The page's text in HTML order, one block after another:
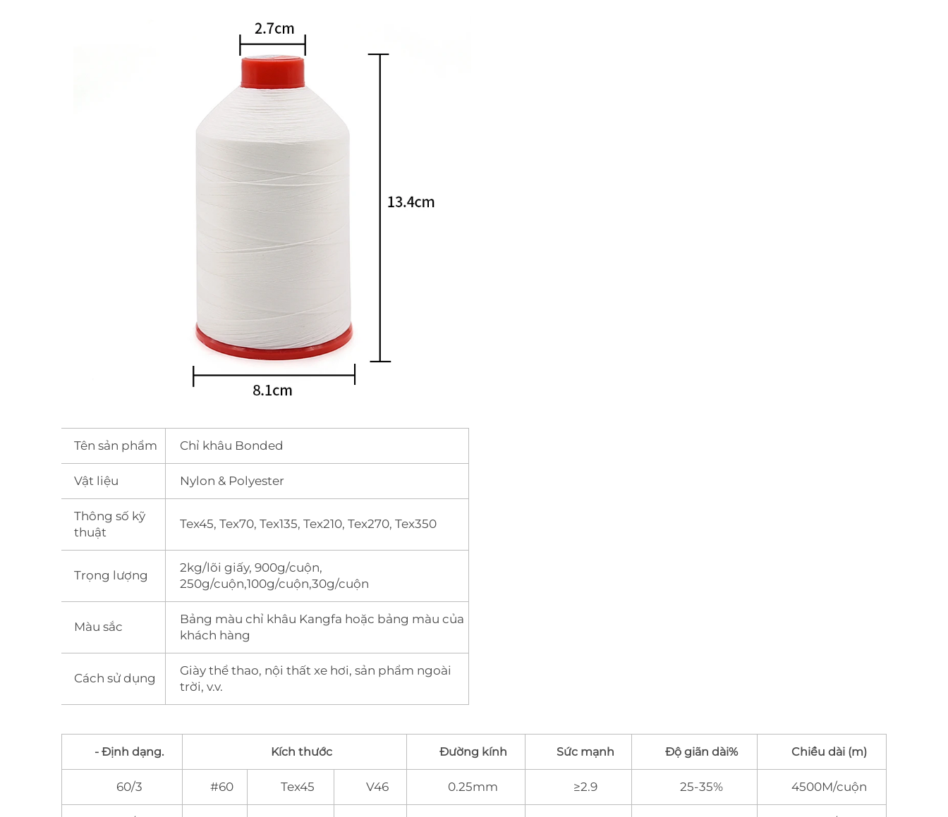
Tên sản phẩm Chỉ khâu Bonded
Vật liệu Nylon & Polyester
Thông số kỹ
thuật
Tex45, Tex70, Tex135, Tex210, Tex270, Tex350
Trọng lượng
2kg/lõi giấy, 900g/cuộn,
250g/cuộn,100g/cuộn,30g/cuộn
Màu sắc
Bảng màu chỉ khâu Kangfa hoặc bảng màu của
khách hàng
Cách sử dụng
Giày thể thao, nội thất xe hơi, sản phẩm ngoài
trời, v.v.
- Định dạng. Kích thước Đường kính Sức mạnh Độ giãn dài% Chiều dài (m)
60/3 #60 Tex45 V46 0.25mm ≥2.9 25-35% 4500M/cuộn